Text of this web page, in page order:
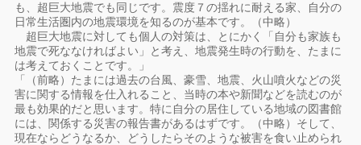
も、超巨大地震でも同じです。震度７の揺れに耐える家、自分の
日常生活圏内の地震環境を知るのが基本です。（中略）
超巨大地震に対しても個人の対策は、とにかく「自分も家族も
地震で死ななければよい」と考え、地震発生時の行動を、たまに
は考えておくことです。」
「（前略）たまには過去の台風、豪雪、地震、火山噴火などの災
害に関する情報を仕入れること、当時の本や新聞などを読むのが
最も効果的だと思います。特に自分の居住している地域の図書館
には、関係する災害の報告書があるはずです。（中略）そして、
現在ならどうなるか、どうしたらそのような被害を食い止められ